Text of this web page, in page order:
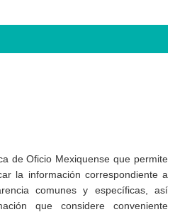
de Oficio Mexiquense que permite
la información correspondiente a
comunes y específicas, así
que considere conveniente